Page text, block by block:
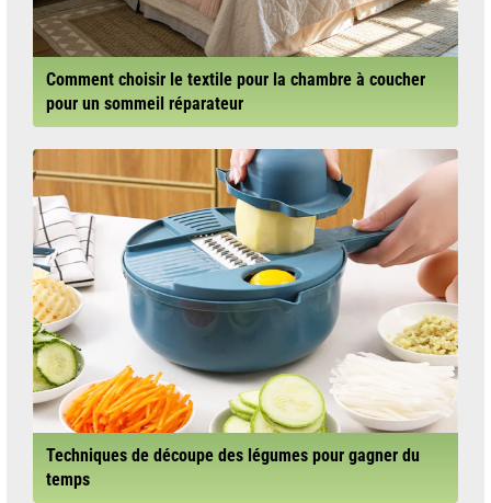
Comment choisir le textile pour la chambre à coucher
pour un sommeil réparateur
Techniques de découpe des légumes pour gagner du
temps